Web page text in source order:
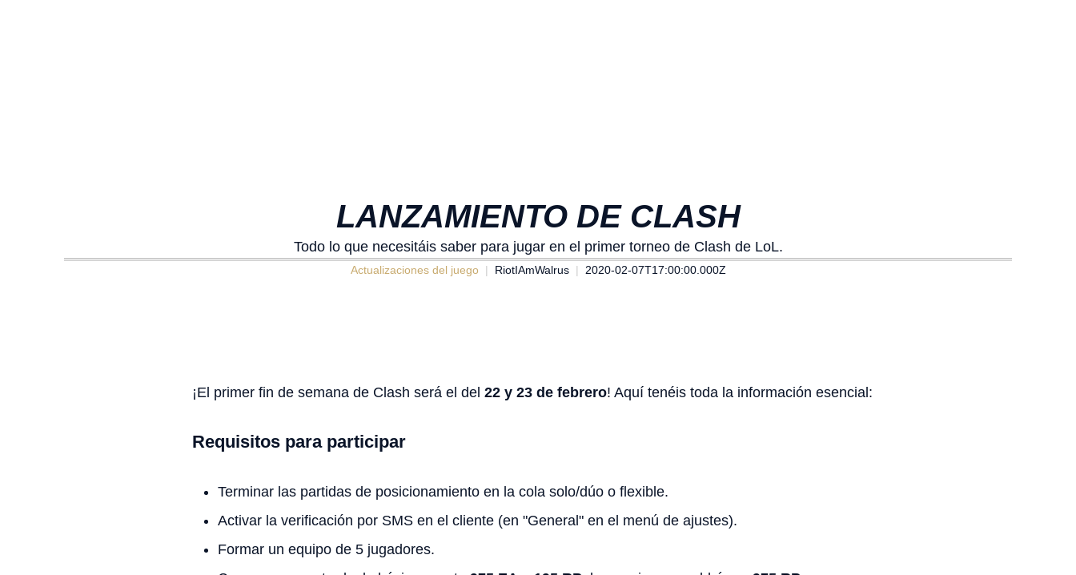
LANZAMIENTO DE CLASH
Todo lo que necesitáis saber para jugar en el primer torneo de Clash de LoL.
Actualizaciones del juego RiotIAmWalrus 2020-02-07T17:00:00.000Z
¡El primer fin de semana de Clash será el del 22 y 23 de febrero! Aquí tenéis toda la información esencial:
Requisitos para participar
Terminar las partidas de posicionamiento en la cola solo/dúo o flexible.
Activar la verificación por SMS en el cliente (en "General" en el menú de ajustes).
Formar un equipo de 5 jugadores.